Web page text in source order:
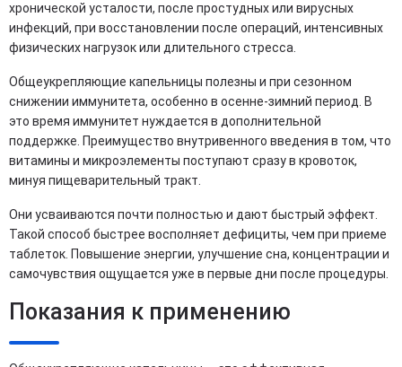
хронической усталости, после простудных или вирусных
инфекций, при восстановлении после операций, интенсивных
физических нагрузок или длительного стресса.
Общеукрепляющие капельницы полезны и при сезонном
снижении иммунитета, особенно в осенне-зимний период. В
это время иммунитет нуждается в дополнительной
поддержке. Преимущество внутривенного введения в том, что
витамины и микроэлементы поступают сразу в кровоток,
минуя пищеварительный тракт.
Они усваиваются почти полностью и дают быстрый эффект.
Такой способ быстрее восполняет дефициты, чем при приеме
таблеток. Повышение энергии, улучшение сна, концентрации и
самочувствия ощущается уже в первые дни после процедуры.
Показания к применению